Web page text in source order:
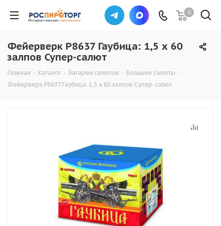
0
Фейерверк Р8637 Гаубица: 1,5 х 60
залпов Супер-салют
Главная - Каталог - Батареи салютов - Большие салюты -
Фейерверк Р8637 Гаубица: 1,5 х 60 залпов Супер-салют